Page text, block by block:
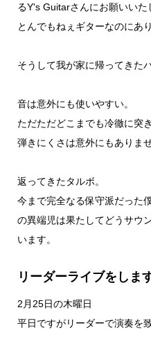
るY's Guitarさんにお願いいた
とんでもねぇギターなのにあ
そうして我が家に帰ってきた
音は意外にも使いやすい。
ただただどこまでも冷徹に突
弾きにくさは意外にもありませ
返ってきたタルボ。
今まで完全なる保守派だった
の異端児は果たしてどうサウ
います。
リーダーライブをします
2月25日の木曜日
平日ですがリーダーで演奏を